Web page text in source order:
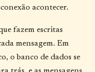
acontecer.
fazem escritas
mensagem. Em
o banco de dados se